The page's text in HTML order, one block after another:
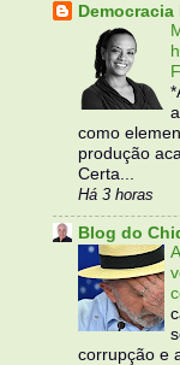
como
produção
Certa...
Há 3 horas
Blog do
corrupção e